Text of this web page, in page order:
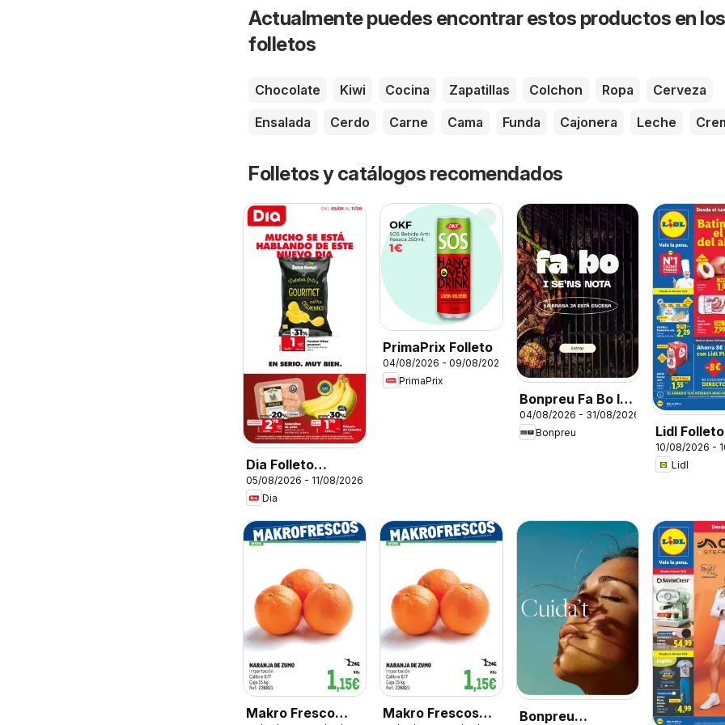
Actualmente puedes encontrar estos productos en los
folletos
Chocolate Kiwi Cocina Zapatillas Colchon Ropa
Cerveza
Ensalada
Cerdo Carne Cama Funda Cajonera Leche
Folletos y catálogos recomendados
Dia Folleto
Market
05/08/2026 - 11/08/2026
Dia
PrimaPrix Folleto
04/08/2026 - 09/08/2026
PrimaPrix
Bonpreu Fa Bo I
Se'ns Nota
04/08/2026 - 31/08/2026
Bonpreu
Lidl Folleto
10/08/2026 -
Lidl
Makro Fresco
Makro Frescos
Bonpreu